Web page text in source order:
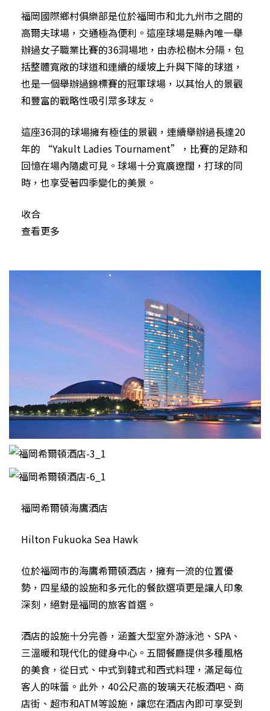
福岡國際鄉村俱樂部是位於福岡市和北九州市之間的
高爾夫球場，交通極為便利。這座球場是縣內唯一舉
辦過女子職業比賽的36洞場地，由赤松樹木分隔，包
括整體寬敞的球道和連續的緩坡上升與下降的球道，
也是一個舉辦過錦標賽的冠軍球場，以其怡人的景觀
和豐富的戰略性吸引眾多球友。
這座36洞的球場擁有極佳的景觀，連續舉辦過長達20
年的 “Yakult Ladies Tournament”，比賽的足跡和
回憶在場內隨處可見。球場十分寬廣遼闊，打球的同
時，也享受著四季變化的美景。
收合
查看更多
福岡希爾頓海鷹酒店
Hilton Fukuoka Sea Hawk
位於福岡市的海鷹希爾頓酒店，擁有一流的位置優
勢，四星級的設施和多元化的餐飲選項更是讓人印象
深刻，絕對是福岡的旅客首選。
酒店的設施十分完善，涵蓋大型室外游泳池、SPA、
三溫暖和現代化的健身中心。五間餐廳提供多種風格
的美食，從日式、中式到韓式和西式料理，滿足每位
客人的味蕾。此外，40公尺高的玻璃天花板酒吧、商
店街、超市和ATM等設施，讓您在酒店內即可享受到